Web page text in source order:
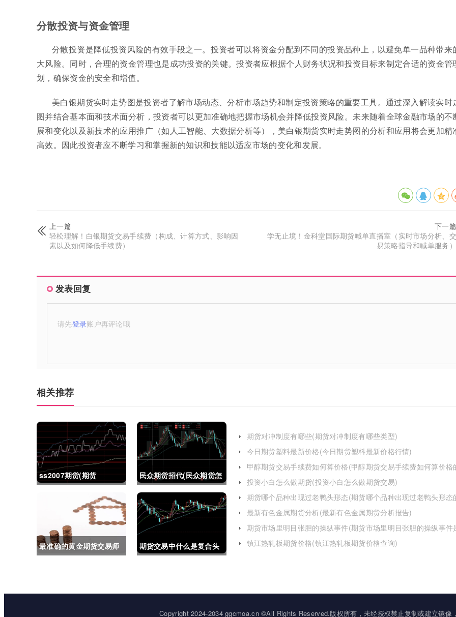
分散投资与资金管理
分散投资是降低投资风险的有效手段之一。投资者可以将资金分配到不同的投资品种上，以避免单一品种带来
大风险。同时，合理的资金管理也是成功投资的关键。投资者应根据个人财务状况和投资目标来制定合适的资金管
划，确保资金的安全和增值。
美白银期货实时走势图是投资者了解市场动态、分析市场趋势和制定投资策略的重要工具。通过深入解读实时
图并结合基本面和技术面分析，投资者可以更加准确地把握市场机会并降低投资风险。未来随着全球金融市场的不
展和变化以及新技术的应用推广（如人工智能、大数据分析等），美白银期货实时走势图的分析和应用将会更加精
高效。因此投资者应不断学习和掌握新的知识和技能以适应市场的变化和发展。
上一篇
轻松理解！白银期货交易手续费（构成、计算方式、影响因
素以及如何降低手续费）
下一篇
学无止境！金科堂国际期货喊单直播室（实时市场分析、交
易策略指导和喊单服务）
发表回复
请先登录账户再评论哦
相关推荐
ss2007期货(期货
民众期货招代(民众期货怎
么了)
最准确的黄金期货交易师
期货交易中什么是复合头
期货对冲制度有哪些(期货对冲制度有哪些类型)
今日期货塑料最新价格(今日期货塑料最新价格行情)
甲醇期货交易手续费如何算价格(甲醇期货交易手续费如何算价格
投资小白怎么做期货(投资小白怎么做期货交易)
期货哪个品种出现过老鸭头形态(期货哪个品种出现过老鸭头形态
化)
最新有色金属期货分析(最新有色金属期货分析报告)
期货市场里明目张胆的操纵事件(期货市场里明目张胆的操纵事件
镇江热轧板期货价格(镇江热轧板期货价格查询)
Copyright 2024-2034 ggcmoa.cn ©All Rights Reserved.版权所有，未经授权禁止复制或建立镜像